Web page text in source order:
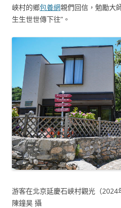
峽村的鄉包養網親們回信，勉勵大
生生世世傳下往”。
游客在北京延慶石峽村觀光（
陳鐘昊 攝